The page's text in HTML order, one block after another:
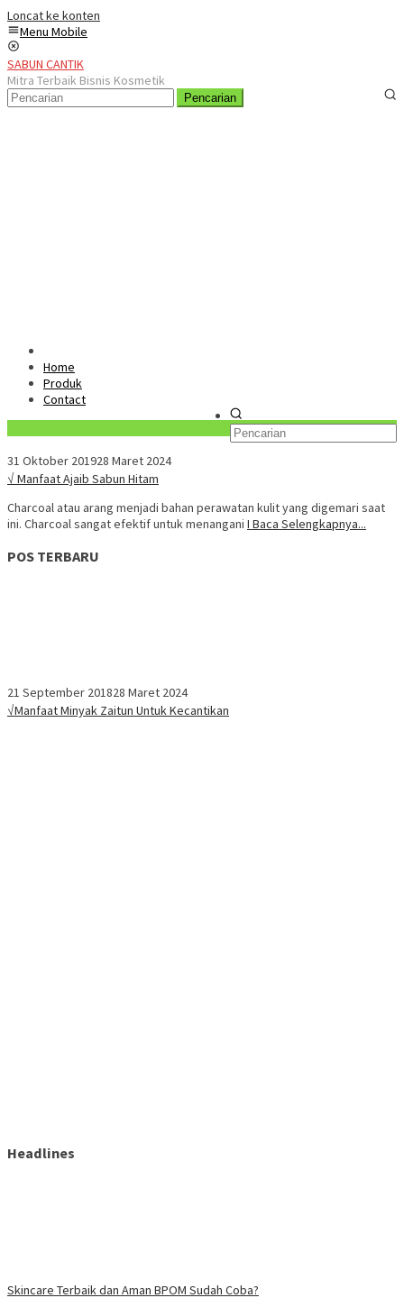
Loncat ke konten
Menu Mobile
SABUN CANTIK
Mitra Terbaik Bisnis Kosmetik
Pencarian
Home
Produk
Contact
31 Oktober 201928 Maret 2024
√ Manfaat Ajaib Sabun Hitam
Charcoal atau arang menjadi bahan perawatan kulit yang digemari saat
ini. Charcoal sangat efektif untuk menangani I Baca Selengkapnya...
POS TERBARU
21 September 201828 Maret 2024
√Manfaat Minyak Zaitun Untuk Kecantikan
Headlines
Skincare Terbaik dan Aman BPOM Sudah Coba?